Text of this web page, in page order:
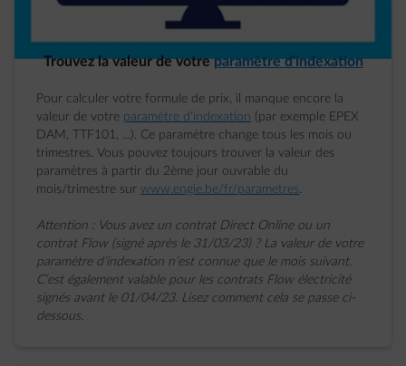
Trouvez la valeur de votreparamètre d'indexation
Pour calculer votre formule de prix, il manque encore la
valeur de votre paramètre d'indexation (par exemple EPEX
DAM, TTF101, ...). Ce paramètre change tous les mois ou
trimestres. Vous pouvez toujours trouver la valeur des
paramètres à partir du 2ème jour ouvrable du
mois/trimestre sur www.engie.be/fr/parametres.
Attention : Vous avez un contrat Direct Online ou un
contrat Flow (signé après le 31/03/23) ? La valeur de votre
paramètre d’indexation n’est connue que le mois suivant.
C’est également valable pour les contrats Flow électricité
signés avant le 01/04/23. Lisez comment cela se passe ci-
dessous.